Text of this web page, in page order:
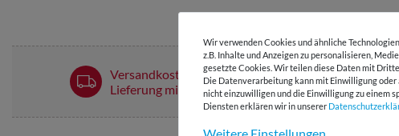
Versandkostenfrei ab 60 € -
Lieferung mit DHL
E-
Wir verwenden Cookies und ähnliche
z.B. Inhalte und Anzeigen zu personalisieren,
gesetzte Cookies. Wir teilen diese Daten mit
Die Datenverarbeitung kann mit Einwilligung
nicht einzuwilligen und die Einwilligung zu einem
Diensten erklären wir in unserer
Weitere Einstellungen